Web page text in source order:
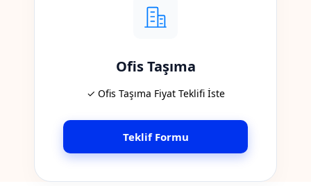
Ofis Taşıma
✓ Ofis Taşıma Fiyat Teklifi İste
Teklif Formu